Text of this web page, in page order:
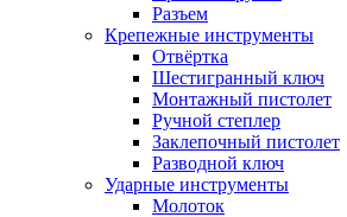
Разъем
Крепежные инструменты
Отвёртка
Шестигранный ключ
Монтажный пистолет
Ручной степлер
Заклепочный пистолет
Разводной ключ
Ударные инструменты
Молоток